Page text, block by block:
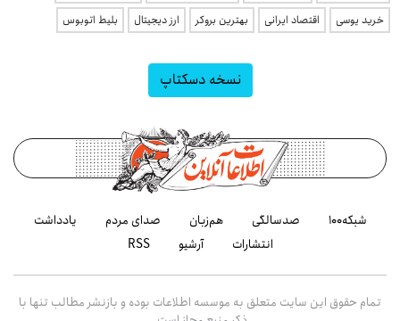
خرید یوسی
اقتصاد ایرانی بهترین بروکر ارز دیجیتال بلیط اتوبوس
نسخه دسکتاپ
شبکه۱۰۰ صدسالگی هم‌زبان صدای مردم
یادداشت
انتشارات
آرشیو RSS
تمام حقوق این سایت متعلق به موسسه اطلاعات بوده و بازنشر مطالب تنها با